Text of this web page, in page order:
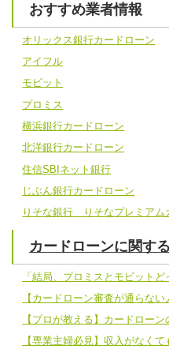
おすすめ業者情報
オリックス銀行カードローン
アイフル
モビット
プロミス
横浜銀行カードローン
北洋銀行カードローン
住信SBIネット銀行
じぶん銀行カードローン
りそな銀行 りそなプレミアム
カードローンに関す
「結局、プロミスとモビットど
【カードローン審査が通らな
【プロが教える】カードロー
【専業主婦必見】収入がなく